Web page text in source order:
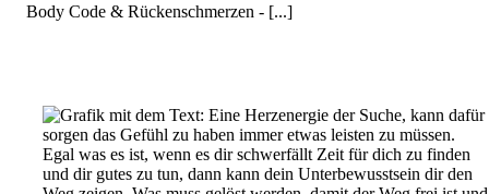
Body Code & Rückenschmerzen - [...]